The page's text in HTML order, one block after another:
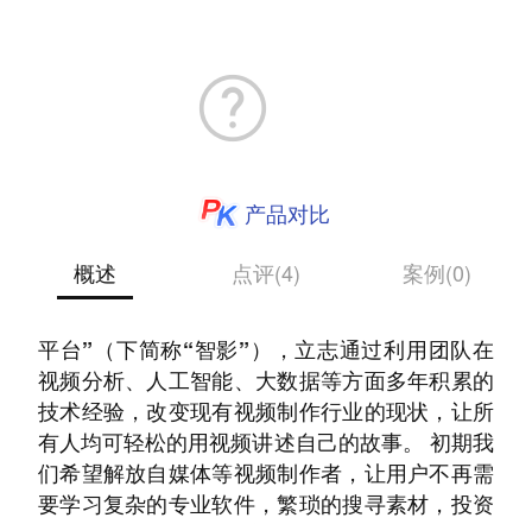
产品对比
概述
点评(4) 案例(0)
平台”（下简称“智影”），立志通过利用团队在
视频分析、人工智能、大数据等方面多年积累的
技术经验，改变现有视频制作行业的现状，让所
有人均可轻松的用视频讲述自己的故事。 初期我
们希望解放自媒体等视频制作者，让用户不再需
要学习复杂的专业软件，繁琐的搜寻素材，投资